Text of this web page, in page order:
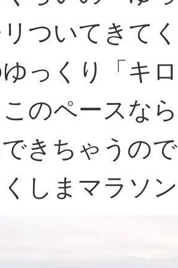
リついてきて
っくり「キ
のペースな
きちゃうの
くしまマラソ